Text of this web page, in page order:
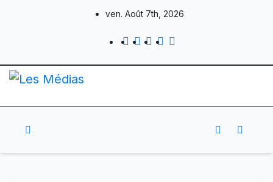
ven. Août 7th, 2026